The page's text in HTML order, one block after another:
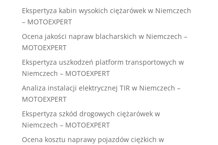
Ekspertyza kabin wysokich ciężarówek w Niemczech
– MOTOEXPERT
Ocena jakości napraw blacharskich w Niemczech –
MOTOEXPERT
Ekspertyza uszkodzeń platform transportowych w
Niemczech – MOTOEXPERT
Analiza instalacji elektrycznej TIR w Niemczech –
MOTOEXPERT
Ekspertyza szkód drogowych ciężarówek w
Niemczech – MOTOEXPERT
Ocena kosztu naprawy pojazdów ciężkich w